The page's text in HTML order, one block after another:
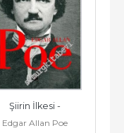
Şiirin İlkesi -
Edgar Allan Poe